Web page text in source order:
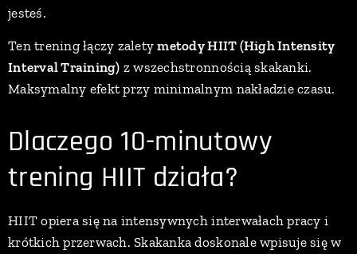
jesteś.
Ten trening łączy zaletymetody HIIT (High Intensity
Interval Training) z wszechstronnością skakanki.
Maksymalny efekt przy minimalnym nakładzie czasu.
Dlaczego 10-minutowy
trening HIIT działa?
HIIT opiera się na intensywnych interwałach pracy i
krótkich przerwach. Skakanka doskonale wpisuje się w